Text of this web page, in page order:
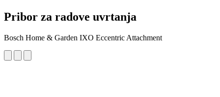
Pribor za radove uvrtanja
Bosch Home & Garden IXO Eccentric Attachment